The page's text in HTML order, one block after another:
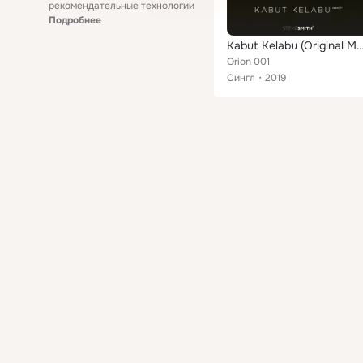
рекомендательные технологии
Подробнее
Kabut Kelabu (Original Motion Picture Soundtrack)
Orion 001
Сингл
2019